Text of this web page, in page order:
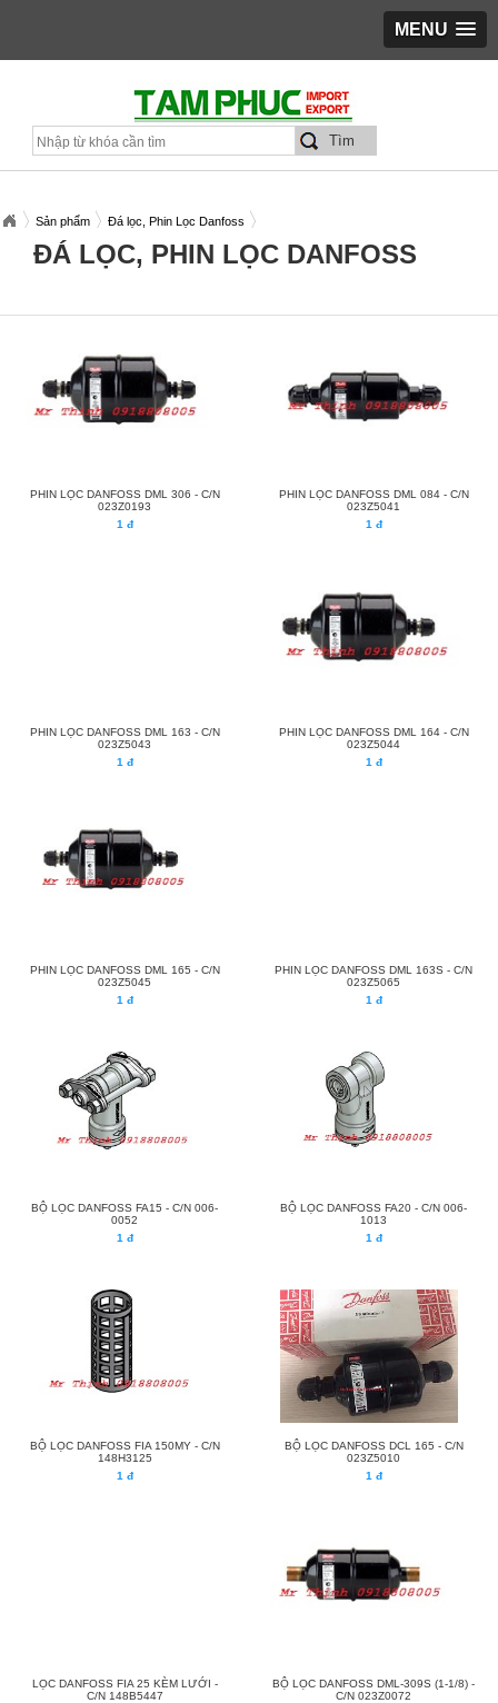
MENU
Sản phẩm Đá lọc, Phin Lọc Danfoss
ĐÁ LỌC, PHIN LỌC DANFOSS
PHIN LỌC DANFOSS DML 306 - C/N
023Z0193
1 đ
PHIN LỌC DANFOSS DML 084 - C/N
023Z5041
1 đ
PHIN LỌC DANFOSS DML 163 - C/N
023Z5043
1 đ
PHIN LỌC DANFOSS DML 164 - C/N
023Z5044
1 đ
PHIN LỌC DANFOSS DML 165 - C/N
023Z5045
1 đ
PHIN LỌC DANFOSS DML 163S - C/N
023Z5065
1 đ
BỘ LỌC DANFOSS FA15 - C/N 006-
0052
1 đ
BỘ LỌC DANFOSS FA20 - C/N 006-
1013
1 đ
BỘ LỌC DANFOSS FIA 150MY - C/N
148H3125
1 đ
BỘ LỌC DANFOSS DCL 165 - C/N
023Z5010
1 đ
LỌC DANFOSS FIA 25 KÈM LƯỚI -
C/N 148B5447
BỘ LỌC DANFOSS DML-309S (1-1/8) -
C/N 023Z0072